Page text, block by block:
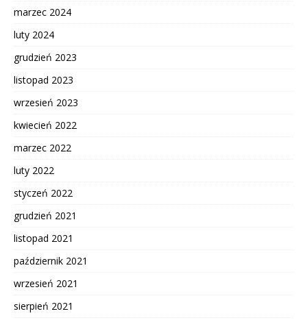
marzec 2024
luty 2024
grudzień 2023
listopad 2023
wrzesień 2023
kwiecień 2022
marzec 2022
luty 2022
styczeń 2022
grudzień 2021
listopad 2021
październik 2021
wrzesień 2021
sierpień 2021